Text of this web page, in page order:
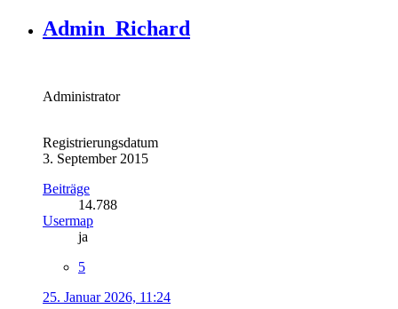
Admin_Richard
Administrator
Registrierungsdatum
3. September 2015
Beiträge
14.788
Usermap
ja
5
25. Januar 2026, 11:24